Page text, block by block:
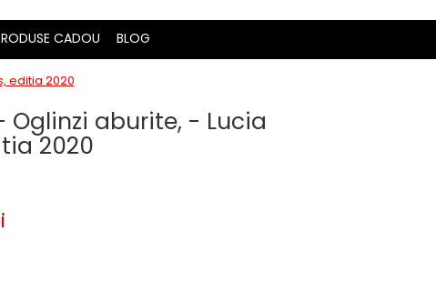
CADOU BLOG
editia 2020
Oglinzi aburite, - Lucia
2020